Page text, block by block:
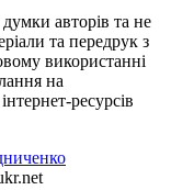
авторів та не
та передрук з
використанні
на
ресурсів